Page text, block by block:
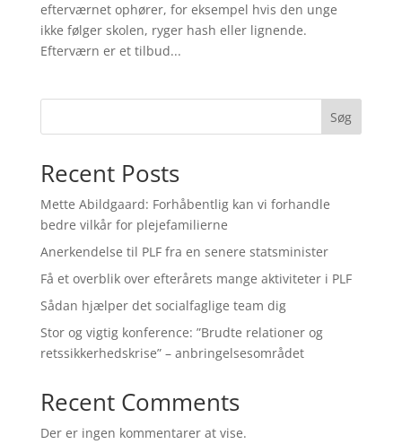
efterværnet ophører, for eksempel hvis den unge
ikke følger skolen, ryger hash eller lignende.
Efterværn er et tilbud...
Søg
Recent Posts
Mette Abildgaard: Forhåbentlig kan vi forhandle
bedre vilkår for plejefamilierne
Anerkendelse til PLF fra en senere statsminister
Få et overblik over efterårets mange aktiviteter i PLF
Sådan hjælper det socialfaglige team dig
Stor og vigtig konference: ”Brudte relationer og
retssikkerhedskrise” – anbringelsesområdet
Recent Comments
Der er ingen kommentarer at vise.